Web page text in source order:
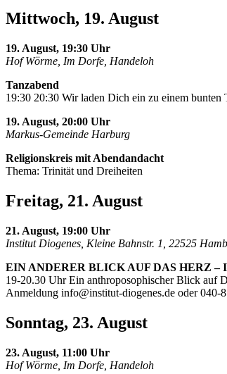
Mittwoch, 19. August
19. August, 19:30 Uhr
Hof Wörme, Im Dorfe, Handeloh
Tanzabend
19:30 20:30 Wir laden Dich ein zu einem
19. August, 20:00 Uhr
Markus-Gemeinde Harburg
Religionskreis mit Abendandacht
Thema: Trinität und Dreiheiten
Freitag, 21. August
21. August, 19:00 Uhr
Institut Diogenes, Kleine Bahnstr. 1, 22525
EIN ANDERER BLICK AUF DAS HERZ –
19-20.30 Uhr Ein anthroposophischer Blick auf
Anmeldung info@institut-diogenes.de oder 040-
Sonntag, 23. August
23. August, 11:00 Uhr
Hof Wörme, Im Dorfe, Handeloh